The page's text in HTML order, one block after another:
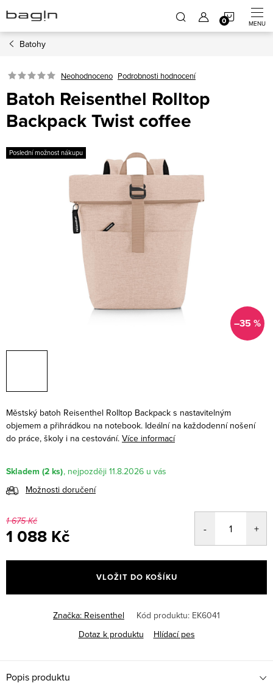
na
obsah
Batohy
Neohodnoceno Podrobnosti hodnocení
Batoh Reisenthel Rolltop
Backpack Twist coffee
Poslední možnost nákupu
–35 %
Městský batoh Reisenthel Rolltop Backpack s nastavitelným
objemem a přihrádkou na notebook. Ideální na každodenní nošení
do práce, školy i na cestování. Více informací
Skladem (2 ks)
11.8.2026
Možnosti doručení
1 675 Kč
1 088 Kč
cena:
VLOŽIT DO KOŠÍKU
Značka: Reisenthel Kód produktu: EK6041
Dotaz k produktu
Hlídací pes
Popis produktu